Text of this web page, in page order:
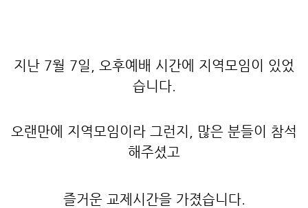
지난 7월 7일, 오후예배 시간에 지역모임이 있었
습니다.
오랜만에 지역모임이라 그런지, 많은 분들이 참석
해주셨고
즐거운 교제시간을 가졌습니다.